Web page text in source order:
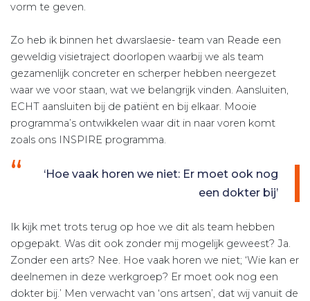
vorm te geven.
Zo heb ik binnen het dwarslaesie- team van Reade een
geweldig visietraject doorlopen waarbij we als team
gezamenlijk concreter en scherper hebben neergezet
waar we voor staan, wat we belangrijk vinden. Aansluiten,
ECHT aansluiten bij de patiënt en bij elkaar. Mooie
programma’s ontwikkelen waar dit in naar voren komt
zoals ons INSPIRE programma.
‘Hoe vaak horen we niet: Er moet ook nog
een dokter bij’
Ik kijk met trots terug op hoe we dit als team hebben
opgepakt. Was dit ook zonder mij mogelijk geweest? Ja.
Zonder een arts? Nee. Hoe vaak horen we niet; ‘Wie kan er
deelnemen in deze werkgroep? Er moet ook nog een
dokter bij.’ Men verwacht van ‘ons artsen’, dat wij vanuit de